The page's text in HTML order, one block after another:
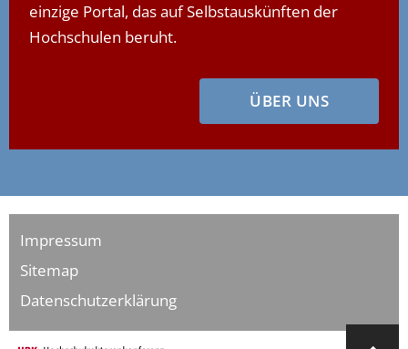
einzige Portal, das auf Selbstauskünften der
Hochschulen beruht.
ÜBER UNS
Impressum
Sitemap
Datenschutzerklärung